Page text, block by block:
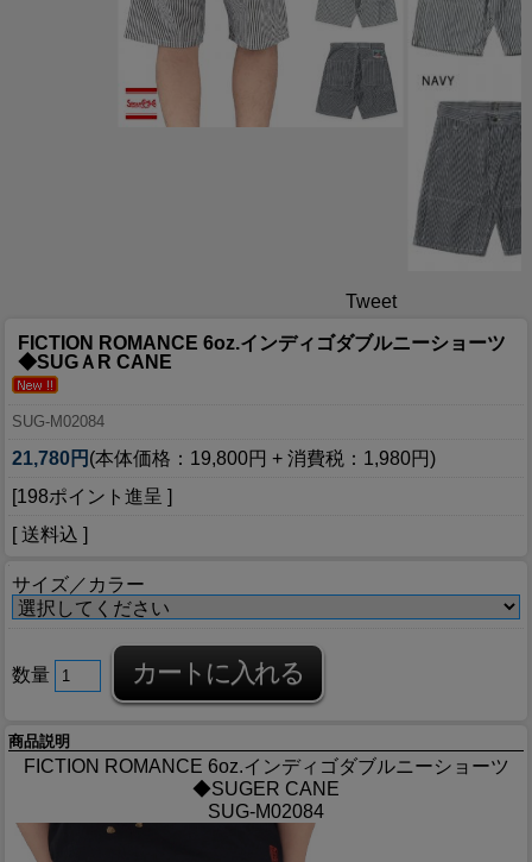
Tweet
FICTION ROMANCE 6oz.インディゴダブルニーショーツ
◆SUGＡR CANE
SUG-M02084
21,780円 (本体価格：19,800円 + 消費税：1,980円)
[198ポイント進呈 ]
[ 送料込 ]
サイズ／カラー
数量
商品説明
FICTION ROMANCE 6oz.インディゴダブルニーショーツ
◆SUGER CANE
SUG-M02084